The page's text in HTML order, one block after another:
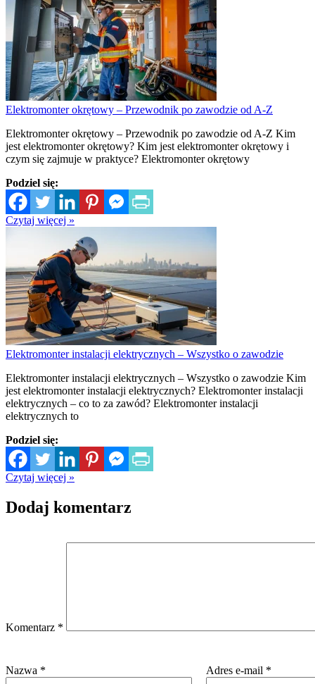
Elektromonter okrętowy – Przewodnik po zawodzie od A-Z
Elektromonter okrętowy – Przewodnik po zawodzie od A-Z Kim
jest elektromonter okrętowy? Kim jest elektromonter okrętowy i
czym się zajmuje w praktyce? Elektromonter okrętowy
Podziel się:
Czytaj więcej »
Elektromonter instalacji elektrycznych – Wszystko o zawodzie
Elektromonter instalacji elektrycznych – Wszystko o zawodzie Kim
jest elektromonter instalacji elektrycznych? Elektromonter instalacji
elektrycznych – co to za zawód? Elektromonter instalacji
elektrycznych to
Podziel się:
Czytaj więcej »
Dodaj komentarz
Komentarz *
Nazwa * Adres e-mail *